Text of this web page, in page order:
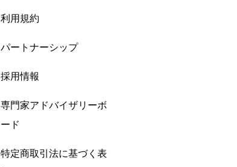
利用規約
パートナーシップ
採用情報
専門家アドバイザリーボ
ード
特定商取引法に基づく表